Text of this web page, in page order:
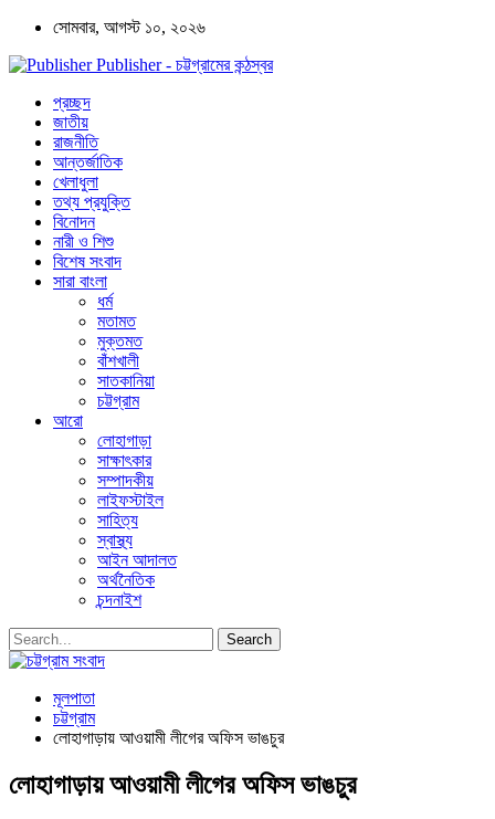
সোমবার, আগস্ট ১০, ২০২৬
Publisher - চট্টগ্রামের কন্ঠস্বর
প্রচ্ছদ
জাতীয়
রাজনীতি
আন্তর্জাতিক
খেলাধুলা
তথ্য প্রযুক্তি
বিনোদন
নারী ও শিশু
বিশেষ সংবাদ
সারা বাংলা
ধর্ম
মতামত
মুক্তমত
বাঁশখালী
সাতকানিয়া
চট্টগ্রাম
আরো
লোহাগাড়া
সাক্ষাৎকার
সম্পাদকীয়
লাইফস্টাইল
সাহিত্য
স্বাস্থ্য
আইন আদালত
অর্থনৈতিক
চন্দনাইশ
মূলপাতা
চট্টগ্রাম
লোহাগাড়ায় আওয়ামী লীগের অফিস ভাঙচুর
লোহাগাড়ায় আওয়ামী লীগের অফিস ভাঙচুর